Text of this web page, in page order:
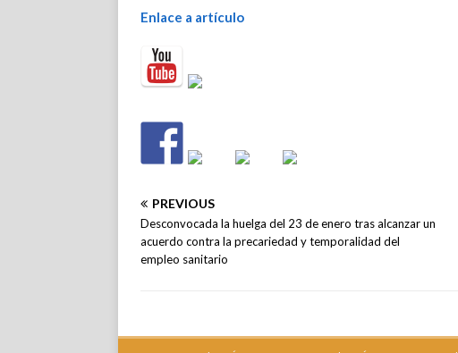
Enlace a artículo
PREVIOUS
Desconvocada la huelga del 23 de enero tras alcanzar un
acuerdo contra la precariedad y temporalidad del
empleo sanitario